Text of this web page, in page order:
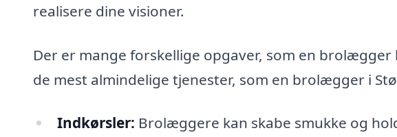
realisere dine visioner.
Der er mange forskellige opgaver, som en
de mest almindelige tjenester, som en brolægger i
Indkørsler: Brolæggere kan skabe smukke og